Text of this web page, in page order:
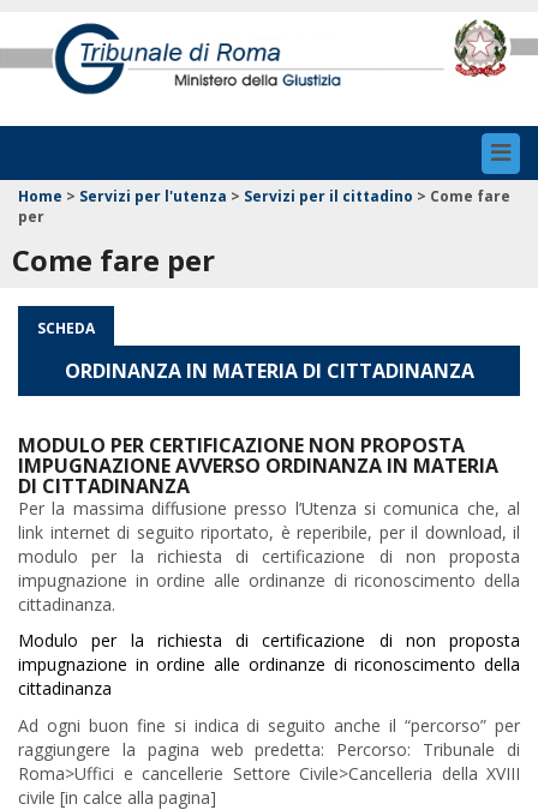
Home > Servizi per l'utenza > Servizi per il cittadino > Come fare
per
Come fare per
SCHEDA
ORDINANZA IN MATERIA DI CITTADINANZA
MODULO PER CERTIFICAZIONE NON PROPOSTA
IMPUGNAZIONE AVVERSO ORDINANZA IN MATERIA
DI CITTADINANZA
Per la massima diffusione presso l’Utenza si comunica che, al
link internet di seguito riportato, è reperibile, per il download, il
modulo per la richiesta di certificazione di non proposta
impugnazione in ordine alle ordinanze di riconoscimento della
cittadinanza.
Modulo per la richiesta di certificazione di non proposta
impugnazione in ordine alle ordinanze di riconoscimento della
cittadinanza
Ad ogni buon fine si indica di seguito anche il “percorso” per
raggiungere la pagina web predetta: Percorso: Tribunale di
Roma>Uffici e cancellerie Settore Civile>Cancelleria della XVIII
civile [in calce alla pagina]